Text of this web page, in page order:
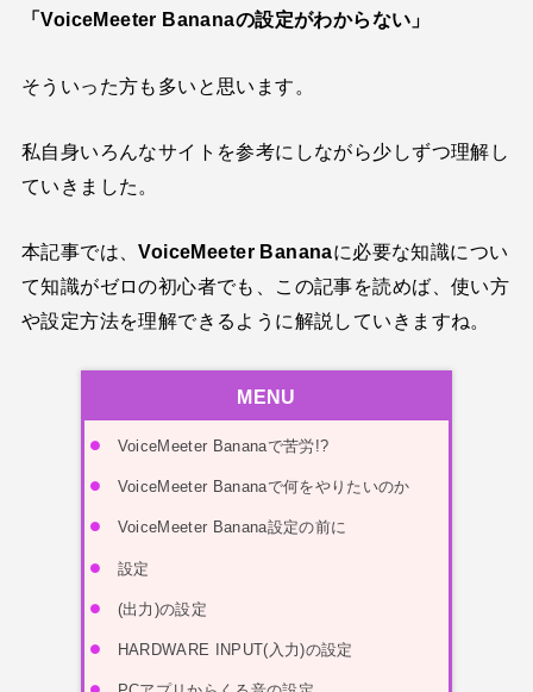
スリを発見！尾行してみた
「VoiceMeeter Bananaの設定がわからない」
そういった方も多いと思います。
私自身いろんなサイトを参考にしながら少しずつ理解し
ていきました。
本記事では、VoiceMeeter Bananaに必要な知識につい
て知識がゼロの初心者でも、この記事を読めば、使い方
や設定方法を理解できるように解説していきますね。
MENU
VoiceMeeter Bananaで苦労!?
VoiceMeeter Bananaで何をやりたいのか
VoiceMeeter Banana設定の前に
設定
(出力)の設定
HARDWARE INPUT(入力)の設定